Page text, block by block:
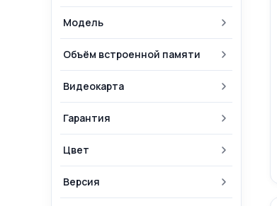
Модель
Объём встроенной памяти
Видеокарта
Гарантия
Цвет
Версия